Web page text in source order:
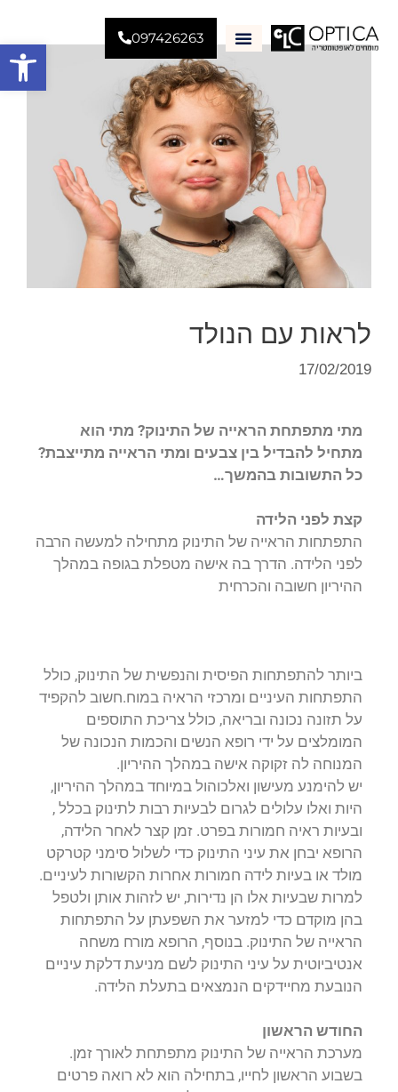
פתח 097426263
לראות עם הנולד
17/02/2019
מתי מתפתחת הראייה של התינוק? מתי הוא
מתחיל להבדיל בין צבעים ומתי הראייה מתייצבת?
כל התשובות בהמשך…
קצת לפני הלידה
התפתחות הראייה של התינוק מתחילה למעשה הרבה
לפני הלידה. הדרך בה אישה מטפלת בגופה במהלך
ההיריון חשובה והכרחית
ביותר להתפתחות הפיסית והנפשית של התינוק, כולל
התפתחות העיניים ומרכזי הראיה במוח.חשוב להקפיד
על תזונה נכונה ובריאה, כולל צריכת התוספים
המומלצים על ידי רופא הנשים והכמות הנכונה של
המנוחה לה זקוקה אישה במהלך ההיריון.
יש להימנע מעישון ואלכוהול במיוחד במהלך ההיריון,
היות ואלו עלולים לגרום לבעיות רבות לתינוק בכלל ,
ובעיות ראיה חמורות בפרט. זמן קצר לאחר הלידה,
הרופא יבחן את עיני התינוק כדי לשלול סימני קטרקט
מולד או בעיות לידה חמורות אחרות הקשורות לעיניים.
למרות שבעיות אלו הן נדירות, יש לזהות אותן ולטפל
בהן מוקדם כדי למזער את השפעתן על התפתחות
הראייה של התינוק. בנוסף, הרופא מורח משחה
אנטיביוטית על עיני התינוק לשם מניעת דלקת עיניים
הנובעת מחיידקים הנמצאים בתעלת הלידה.
החודש הראשון
מערכת הראייה של התינוק מתפתחת לאורך זמן.
בשבוע הראשון לחייו, בתחילה הוא לא רואה פרטים